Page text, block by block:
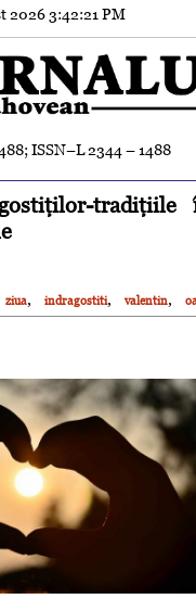
20263:42:22 PM
ISSN–L 2344 – 1488
ziua, indragostiti, valentin,